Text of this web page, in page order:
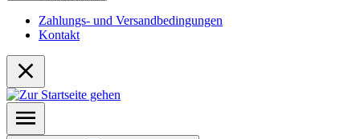
Zahlungs- und Versandbedingungen
Kontakt